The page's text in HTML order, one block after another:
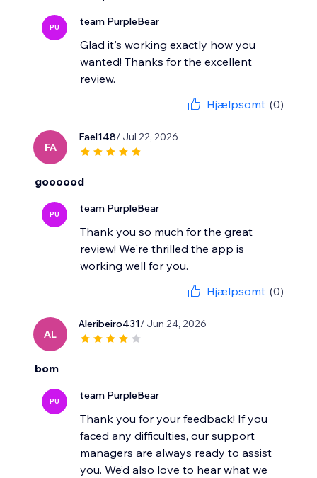
PU team PurpleBear
Glad it's working exactly how you
wanted! Thanks for the excellent
review.
Hjælpsomt (0)
FA
Fael148/ Jul 22, 2026
goooood
PU team PurpleBear
Thank you so much for the great
review! We're thrilled the app is
working well for you.
Hjælpsomt (0)
AL
Aleribeiro431/ Jun 24, 2026
bom
PU team PurpleBear
Thank you for your feedback! If you
faced any difficulties, our support
managers are always ready to assist
you. We’d also love to hear what we